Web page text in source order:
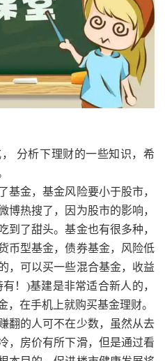
分析下理财的一些知识，希
基金，基金风险要小于股市，
博热搜了，因为股市的影响，
到了甜头。基金也有很多种，
币型基金，债券基金，风险低
，可以买一些混合基金，收益
！)基建是非常适合新人的，
，在手机上就购买基金理财。
翻的人可不在少数，虽然从去
，房价有所下滑，但是通过看